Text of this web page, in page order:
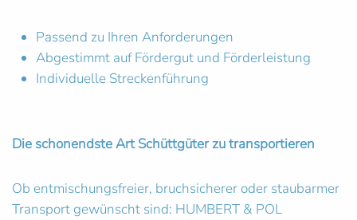
Passend zu Ihren Anforderungen
Abgestimmt auf Fördergut und Förderleistung
Individuelle Streckenführung
Die schonendste Art Schüttgüter zu transportieren
Ob entmischungsfreier, bruchsicherer oder staubarmer
Transport gewünscht sind: HUMBERT & POL